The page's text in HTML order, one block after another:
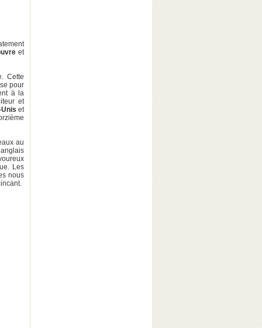
et
Cette
pour
à la
et
et
au
Les
nous